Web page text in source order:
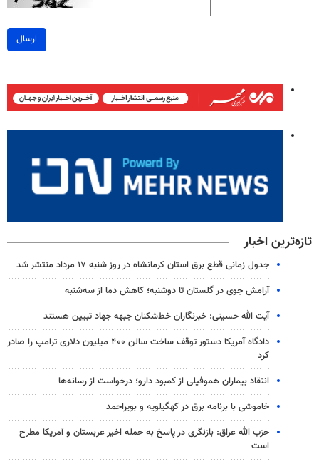
ارسال
تازه‌ترین اخبار
جدول زمانی قطع برق استان کرمانشاه در روز شنبه ۱۷ مرداد منتشر شد
آرامش جوی در گلستان تا دوشنبه؛ کاهش دما از سه‌شنبه
آیت الله حسینی: خبرنگاران خط‌شکنان جبهه جهاد تبیین هستند
دادگاه آمریکا دستور توقف ساخت سالن ۴۰۰ میلیون دلاری ترامپ را صادر
کرد
انتقاد بیماران هموفیلی از کمبود دارو؛ درخواست از رسانه‌ها
خاموشی با برنامه برق در کهگیلویه و بویراحمد
حزب الله عراق: بازنگری در پاسخ به حمله اخیر عربستان و آمریکا مطرح
است